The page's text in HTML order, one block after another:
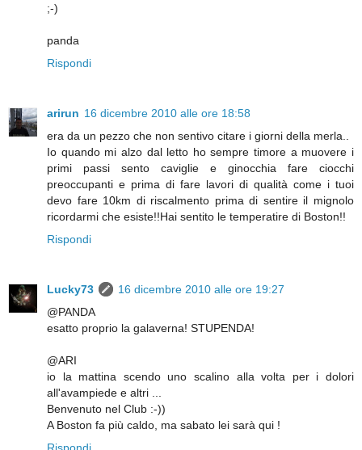
;-)
panda
Rispondi
arirun 16 dicembre 2010 alle ore 18:58
era da un pezzo che non sentivo citare i giorni della merla..
Io quando mi alzo dal letto ho sempre timore a muovere i
primi passi sento caviglie e ginocchia fare ciocchi
preoccupanti e prima di fare lavori di qualità come i tuoi
devo fare 10km di riscalmento prima di sentire il mignolo
ricordarmi che esiste!!Hai sentito le temperatire di Boston!!
Rispondi
Lucky73
16 dicembre 2010 alle ore 19:27
@PANDA
esatto proprio la galaverna! STUPENDA!
@ARI
io la mattina scendo uno scalino alla volta per i dolori
all'avampiede e altri ...
Benvenuto nel Club :-))
A Boston fa più caldo, ma sabato lei sarà qui !